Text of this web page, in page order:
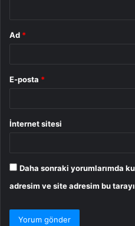
Ad *
E-posta *
İnternet sitesi
Daha sonraki yorumlarımda
adresim ve site adresim bu